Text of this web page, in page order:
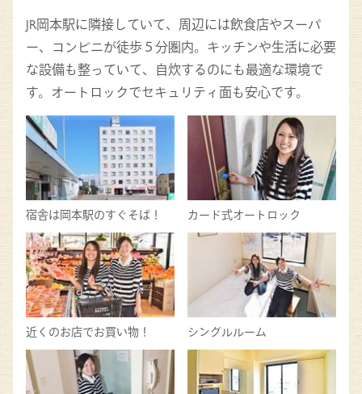
JR岡本駅に隣接していて、周辺には飲食店やスーパ
ー、コンビニが徒歩５分圏内。キッチンや生活に必要
な設備も整っていて、自炊するのにも最適な環境で
す。オートロックでセキュリティ面も安心です。
宿舎は岡本駅のすぐそば！ カード式オートロック
近くのお店でお買い物！ シングルルーム